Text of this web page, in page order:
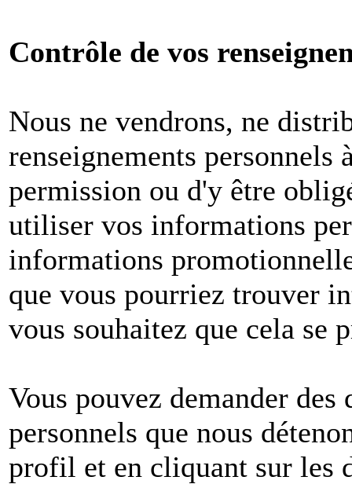
Contrôle de vos
Nous ne vendrons, ne
renseignements
permission ou d'y être
utiliser vos informations
informations
que vous pourriez trouver
vous souhaitez que cela se
Vous pouvez demander
personnels que nous
profil et en cliquant sur les